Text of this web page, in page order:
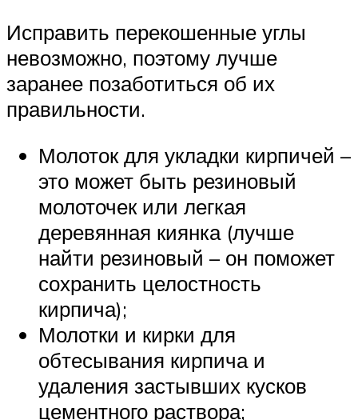
Исправить перекошенные углы
невозможно, поэтому лучше
заранее позаботиться об их
правильности.
Молоток для укладки кирпичей –
это может быть резиновый
молоточек или легкая
деревянная киянка (лучше
найти резиновый – он поможет
сохранить целостность
кирпича);
Молотки и кирки для
обтесывания кирпича и
удаления застывших кусков
цементного раствора;